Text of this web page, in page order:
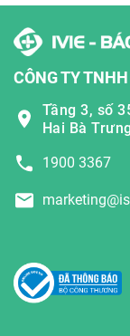
CÔNG TY
Tầng 3, số
Hai Bà
1900 3367